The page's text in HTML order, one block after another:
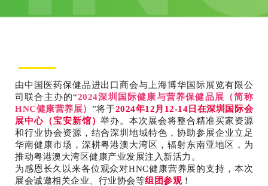
由中国医药保健品进出口商会与上海博华国际展览有限公
司联合主办的“2024深圳国际健康与营养保健品展（简称
HNC健康营养展） ”将于2024年12月12-14日 在深圳国际会
展中心（宝安新馆）举办。本次展会将整合精准买家资源
和行业协会资源，结合深圳地域特色，协助参展企业立足
华南健康市场，深耕粤港澳大湾区，辐射东南亚地区，为
推动粤港澳大湾区健康产业发展注入新活力。
为感恩长久以来各位观众对HNC健康营养展的支持，本次
展会诚邀相关企业、行业协会等组团参观！